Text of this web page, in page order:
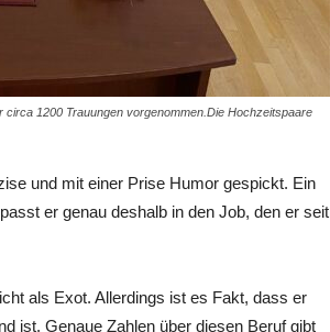
1200 Trauungen vorgenommen.Die Hochzeitspaare
und mit einer Prise Humor gespickt. Ein
er genau deshalb in den Job, den er seit
als Exot. Allerdings ist es Fakt, dass er
ist. Genaue Zahlen über diesen Beruf gibt